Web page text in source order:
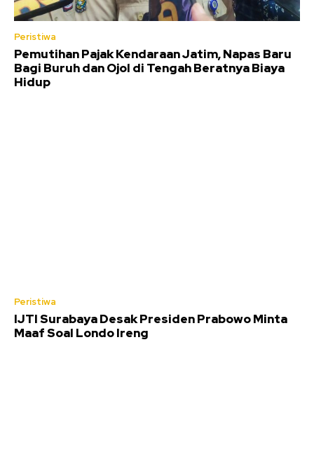
Peristiwa
Pemutihan Pajak Kendaraan Jatim, Napas Baru
Bagi Buruh dan Ojol di Tengah Beratnya Biaya
Hidup
Peristiwa
IJTI Surabaya Desak Presiden Prabowo Minta
Maaf Soal Londo Ireng